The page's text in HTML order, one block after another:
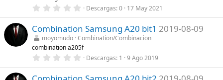
a
(
s
)
0
0
0
e
s
t
r
l
l
Descargas 0 17 May 2021
Combination Samsung A20 bit1 2019-08-09
moyomudo Combination/Combinacion
combination a205f
0
0
0
Descargas 1 9 Ago 2019